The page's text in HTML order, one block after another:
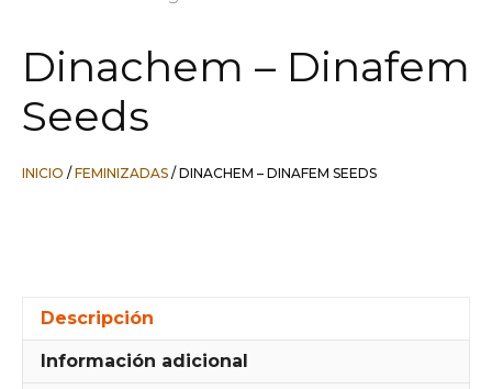
Dinachem – Dinafem
Seeds
INICIO / FEMINIZADAS / DINACHEM – DINAFEM SEEDS
Descripción
Información adicional